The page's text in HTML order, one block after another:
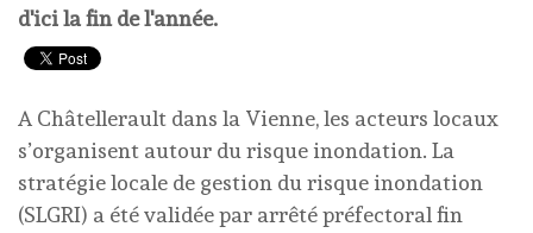
d'ici la fin de l'année.
A Châtellerault dans la Vienne, les acteurs locaux
s’organisent autour du risque inondation. La
stratégie locale de gestion du risque inondation
(SLGRI) a été validée par arrêté préfectoral fin